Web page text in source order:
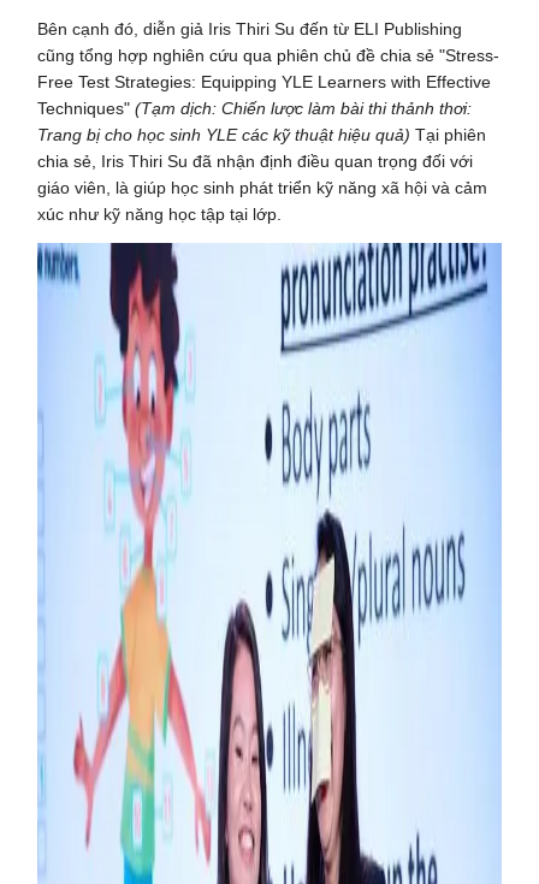
Bên cạnh đó, diễn giả Iris Thiri Su đến từ ELI Publishing
cũng tổng hợp nghiên cứu qua phiên chủ đề chia sẻ "Stress-
Free Test Strategies: Equipping YLE Learners with Effective
Techniques"(Tạm dịch: Chiến lược làm bài thi thảnh thơi:
Trang bị cho học sinh YLE các kỹ thuật hiệu quả) Tại phiên
chia sẻ, Iris Thiri Su đã nhận định điều quan trọng đối với
giáo viên, là giúp học sinh phát triển kỹ năng xã hội và cảm
xúc như kỹ năng học tập tại lớp.